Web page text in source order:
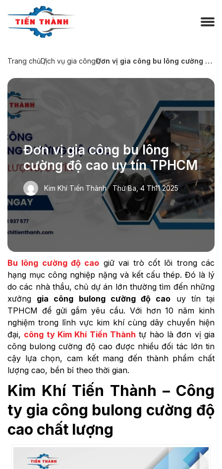
Trang chủDịch vụ gia công Đơn vị gia công bu lông cường độ cao uy tín TPHCM
Đơn vị gia công bu lông
cường độ cao uy tín TPHCM
Kim Khí Tiến Thành Thứ Ba, 4 Th11 2025
Bu lông cường độ cao giữ vai trò cốt lõi trong các
hạng mục công nghiệp nặng và kết cấu thép. Đó là lý
do các nhà thầu, chủ dự án lớn thường tìm đến những
xưởng gia công bulong cường độ cao uy tín tại
TPHCM để gửi gắm yêu cầu. Với hơn 10 năm kinh
nghiệm trong lĩnh vực kim khí cùng dây chuyền hiện
đại, công ty Kim Khí Tiến Thành tự hào là đơn vị gia
công bulong cường độ cao được nhiều đối tác lớn tin
cậy lựa chọn, cam kết mang đến thành phẩm chất
lượng cao, bền bỉ theo thời gian.
Kim Khí Tiến Thành – Công
ty gia công bulong cường độ
cao chất lượng